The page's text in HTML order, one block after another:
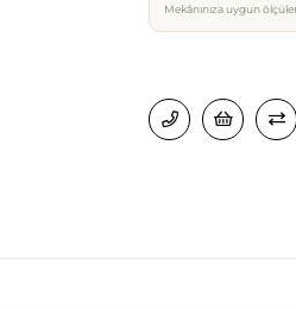
Mekânınıza uygun